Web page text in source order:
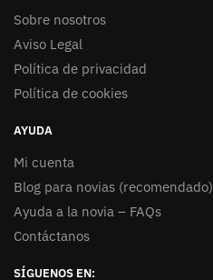
Sobre nosotros
Aviso Legal
Política de privacidad
Política de cookies
AYUDA
Mi cuenta
Blog para novias (recomendado)
Ayuda a la novia – FAQs
Contáctanos
SÍGUENOS EN: